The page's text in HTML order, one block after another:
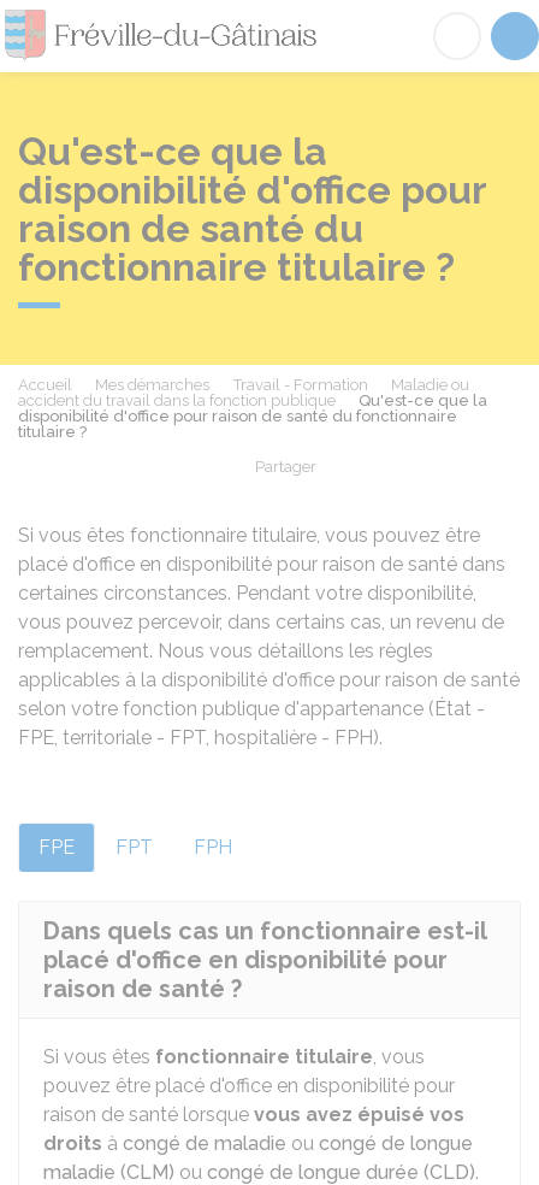
Fréville-du-
Qu'est-ce que la
disponibilité d'office pour
raison de santé du
fonctionnaire titulaire ?
Accueil Mes démarches Travail - Formation
Maladie ou
accident du travail dans la fonction publique
Qu'est-ce que la
disponibilité d'office pour raison de santé du fonctionnaire
titulaire ?
Partager
Si vous êtes fonctionnaire titulaire, vous pouvez être
placé d'office en disponibilité pour raison de santé dans
certaines circonstances. Pendant votre disponibilité,
vous pouvez percevoir, dans certains cas, un revenu de
remplacement. Nous vous détaillons les règles
applicables à la disponibilité d'office pour raison de santé
selon votre fonction publique d'appartenance (État -
FPE, territoriale - FPT, hospitalière - FPH).
FPE FPT FPH
Dans quels cas un fonctionnaire est-il
placé d'office en disponibilité pour
raison de santé ?
Si vous êtes fonctionnaire titulaire, vous
pouvez être placé d'office en disponibilité pour
raison de santé lorsque vous avez épuisé vos
droits à congé de maladie ou congé de longue
maladie (CLM) ou congé de longue durée (CLD).